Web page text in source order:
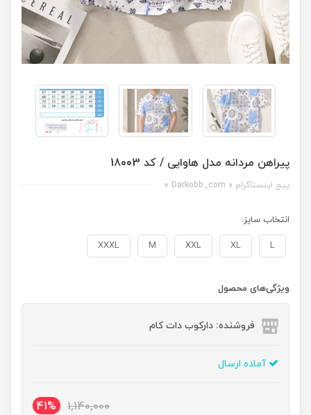
پیراهن مردانه مدل هاوایی / کد 18003
پیج اینستاگرام « Darkobb_com »
انتخاب سایز:
L
XL
XXL
M
XXXL
ویژگی‌های محصول
فروشنده: دارکوب دات کام
آماده ارسال
1,140,000
41%